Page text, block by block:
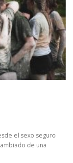
el sexo seguro
de una